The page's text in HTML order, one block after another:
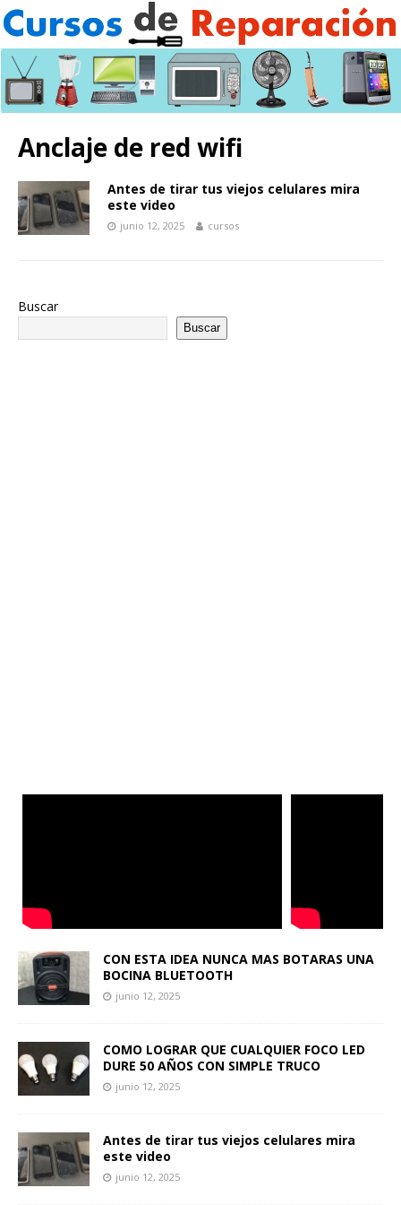
Anclaje de red wifi
Antes de tirar tus viejos celulares mira
este video
junio 12, 2025 cursos
Buscar
Buscar
CON ESTA IDEA NUNCA MAS BOTARAS UNA
BOCINA BLUETOOTH
junio 12, 2025
COMO LOGRAR QUE CUALQUIER FOCO LED
DURE 50 AÑOS CON SIMPLE TRUCO
junio 12, 2025
Antes de tirar tus viejos celulares mira
este video
junio 12, 2025